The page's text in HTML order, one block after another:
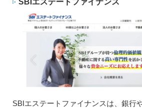
SBIエステートファイナンスは、銀行